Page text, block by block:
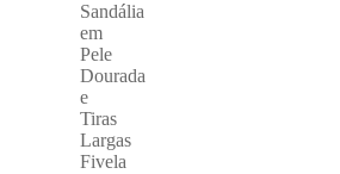
Sandália
em
Pele
Dourada
e
Tiras
Largas
Fivela